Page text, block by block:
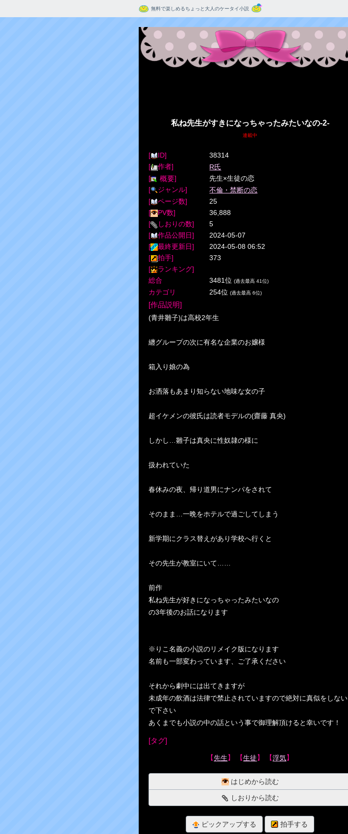
無料で楽しめるちょっと大人のケータイ小説
私ね先生がすきになっちゃったみたいなの-2-
連載中
[ ID]
38314
[
作者]
R氏
[
概要]
先生×生徒の恋
[
ジャンル]
不倫・禁断の恋
[
ページ数]
25
[
PV数]
36,888
[
しおりの数]
5
[
作品公開日]
2024-05-07
[
最終更新日]
2024-05-08 06:52
[
拍手]
373
[
ランキング]
総合
3481位(過去最高 41位)
カテゴリ 254位(過去最高 6位)
[作品説明]
(青井雛子)は高校2年生
纏グループの次に有名な企業のお嬢様
箱入り娘の為
お洒落もあまり知らない地味な女の子
超イケメンの彼氏は読者モデルの(齋藤 真央)
しかし…雛子は真央に性奴隷の様に
扱われていた
春休みの夜、帰り道男にナンパをされて
そのまま…一晩をホテルで過ごしてしまう
新学期にクラス替えがあり学校へ行くと
その先生が教室にいて……
前作
私ね先生が好きになっちゃったみたいなの
の3年後のお話になります
※りこ名義の小説のリメイク版になります
名前も一部変わっています、ご了承ください
それから劇中には出てきますが
未成年の飲酒は法律で禁止されていますので絶対に真似をしない
で下さい
あくまでも小説の中の話という事で御理解頂けると幸いです！
[タグ]
【先生】 【生徒】 【浮気】
はじめから読む
しおりから読む
ピックアップする 拍手する